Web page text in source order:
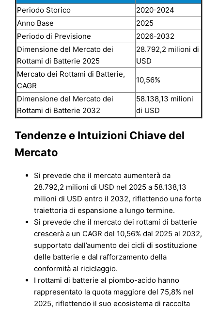
Periodo Storico
2020-2024
Anno Base
2025
Periodo di Previsione
2026-2032
Dimensione del Mercato dei
Rottami di Batterie 2025
28.792,2 milioni di
USD
Mercato dei Rottami di Batterie,
CAGR
10,56%
Dimensione del Mercato dei
Rottami di Batterie 2032
58.138,13 milioni
di USD
Tendenze e Intuizioni Chiave del
Mercato
Si prevede che il mercato aumenterà da
28.792,2 milioni di USD nel 2025 a 58.138,13
milioni di USD entro il 2032, riflettendo una forte
traiettoria di espansione a lungo termine.
Si prevede che il mercato dei rottami di batterie
crescerà a un CAGR del 10,56% dal 2025 al 2032,
supportato dall’aumento dei cicli di sostituzione
delle batterie e dal rafforzamento della
conformità al riciclaggio.
I rottami di batterie al piombo-acido hanno
rappresentato la quota maggiore del 75,8% nel
2025, riflettendo il suo ecosistema di raccolta